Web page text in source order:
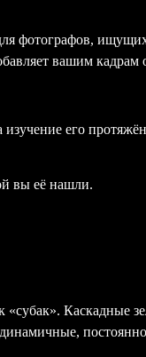
фотографов,
вашим кадрам
его
вы её нашли.
Каскадные